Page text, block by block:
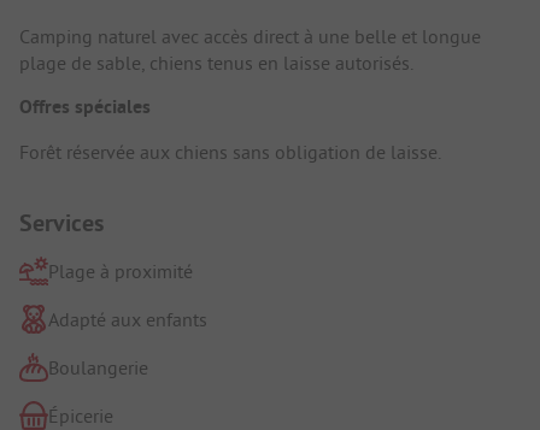
Camping naturel avec accès direct à une belle et longue
plage de sable, chiens tenus en laisse autorisés.
Offres spéciales
Forêt réservée aux chiens sans obligation de laisse.
Services
Plage à proximité
Adapté aux enfants
Boulangerie
Épicerie